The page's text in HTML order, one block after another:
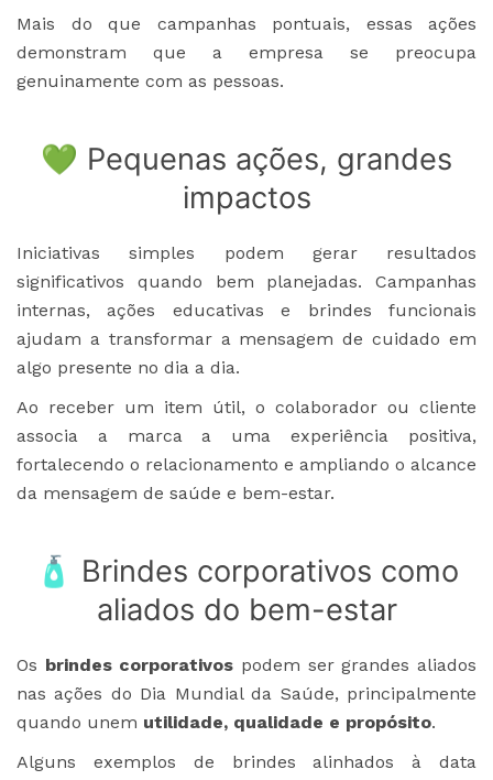
Mais do que campanhas pontuais, essas ações
demonstram que a empresa se preocupa
genuinamente com as pessoas.
💚 Pequenas ações, grandes
impactos
Iniciativas simples podem gerar resultados
significativos quando bem planejadas. Campanhas
internas, ações educativas e brindes funcionais
ajudam a transformar a mensagem de cuidado em
algo presente no dia a dia.
Ao receber um item útil, o colaborador ou cliente
associa a marca a uma experiência positiva,
fortalecendo o relacionamento e ampliando o alcance
da mensagem de saúde e bem-estar.
🧴 Brindes corporativos como
aliados do bem-estar
Os brindes corporativos podem ser grandes aliados
nas ações do Dia Mundial da Saúde, principalmente
quando unem utilidade, qualidade e propósito.
Alguns exemplos de brindes alinhados à data